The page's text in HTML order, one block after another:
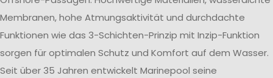
Membranen, hohe Atmungsaktivität und durchdachte
Funktionen wie das 3-Schichten-Prinzip mit Inzip-Funktion
sorgen für optimalen Schutz und Komfort auf dem Wasser.
Seit über 35 Jahren entwickelt Marinepool seine